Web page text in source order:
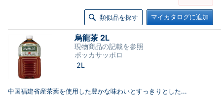
類似品を探す マイカタログに追加
烏龍茶 2L
現物商品の記載を参照
ポッカサッポロ
2L
中国福建省産茶葉を使用した豊かな味わいとすっきりとした...